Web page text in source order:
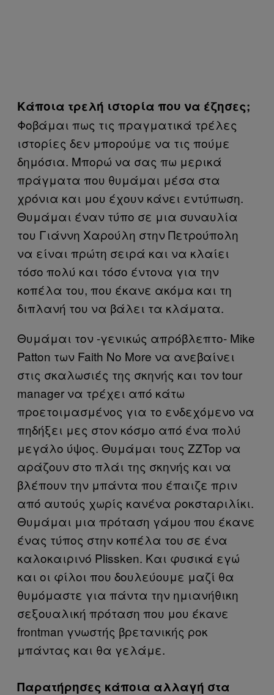
Κάποια τρελή ιστορία που να έζησες;
Φοβάμαι πως τις πραγματικά τρέλες
ιστορίες δεν μπορούμε να τις πούμε
δημόσια. Μπορώ να σας πω μερικά
πράγματα που θυμάμαι μέσα στα
χρόνια και μου έχουν κάνει εντύπωση.
Θυμάμαι έναν τύπο σε μια συναυλία
του Γιάννη Χαρούλη στην Πετρούπολη
να είναι πρώτη σειρά και να κλαίει
τόσο πολύ και τόσο έντονα για την
κοπέλα του, που έκανε ακόμα και τη
διπλανή του να βάλει τα κλάματα.
Θυμάμαι τον -γενικώς απρόβλεπτο- Mike
Patton των Faith No More να ανεβαίνει
στις σκαλωσιές της σκηνής και τον tour
manager να τρέχει από κάτω
προετοιμασμένος για το ενδεχόμενο να
πηδήξει μες στον κόσμο από ένα πολύ
μεγάλο ύψος. Θυμάμαι τους ZZTop να
αράζουν στο πλάι της σκηνής και να
βλέπουν την μπάντα που έπαιζε πριν
από αυτούς χωρίς κανένα ροκσταριλίκι.
Θυμάμαι μια πρόταση γάμου που έκανε
ένας τύπος στην κοπέλα του σε ένα
καλοκαιρινό Plissken. Και φυσικά εγώ
και οι φίλοι που δουλεύουμε μαζί θα
θυμόμαστε για πάντα την ημιανήθικη
σεξουαλική πρόταση που μου έκανε
frontman γνωστής βρετανικής ροκ
μπάντας και θα γελάμε.
Παρατήρησες κάποια αλλαγή στα